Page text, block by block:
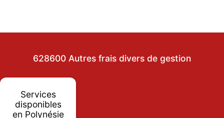
628600 Autres frais divers de gestion
Services
disponibles
en Polynésie